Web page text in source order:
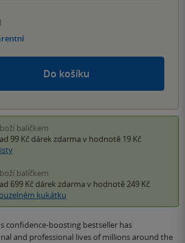
Do košíku
balíčkem
99 Kč dárek zdarma v hodnotě 19 Kč
balíčkem
699 Kč dárek zdarma v hodnotě 249 Kč
kukátku
confidence-boosting bestseller has
and professional lives of millions around the